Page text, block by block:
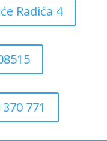
Radića 4
771